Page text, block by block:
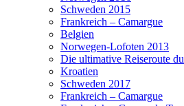
Schweden 2015
Frankreich – Camargue
Belgien
Norwegen-Lofoten 2013
Die ultimative Reiseroute
Kroatien
Schweden 2017
Frankreich – Camargue